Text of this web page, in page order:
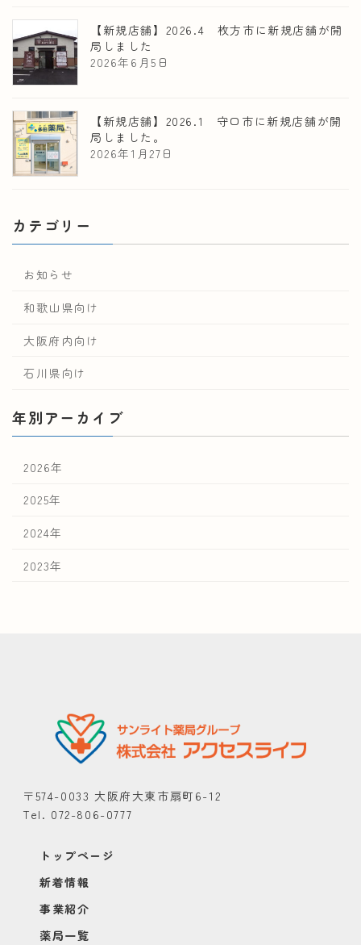
【新規店舗】2026.4 枚方市に新規店舗が開
局しました
2026年6月5日
【新規店舗】2026.1 守口市に新規店舗が開
局しました。
2026年1月27日
カテゴリー
お知らせ
和歌山県向け
大阪府内向け
石川県向け
年別アーカイブ
2026年
2025年
2024年
2023年
〒574-0033 大阪府大東市扇町6-12
Tel. 072-806-0777
トップページ
新着情報
事業紹介
薬局一覧